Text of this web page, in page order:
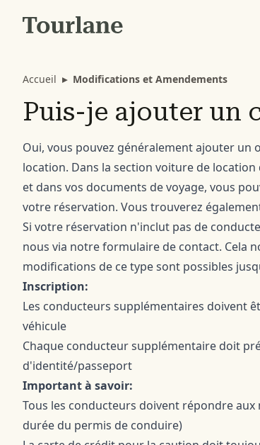
Accueil ▸ Modifications et Amendements
Puis-je ajouter un
Oui, vous pouvez généralement ajouter
location. Dans la section voiture de
et dans vos documents de voyage, vous
votre réservation. Vous trouverez
Si votre réservation n'inclut pas de
nous via notreformulaire de contact. Cela
modifications de ce type sont possibles
Inscription:
Les conducteurs supplémentaires doivent
véhicule
Chaque conducteur supplémentaire doit
d'identité/passeport
Important à savoir:
Tous les conducteurs doivent répondre
durée du permis de conduire)